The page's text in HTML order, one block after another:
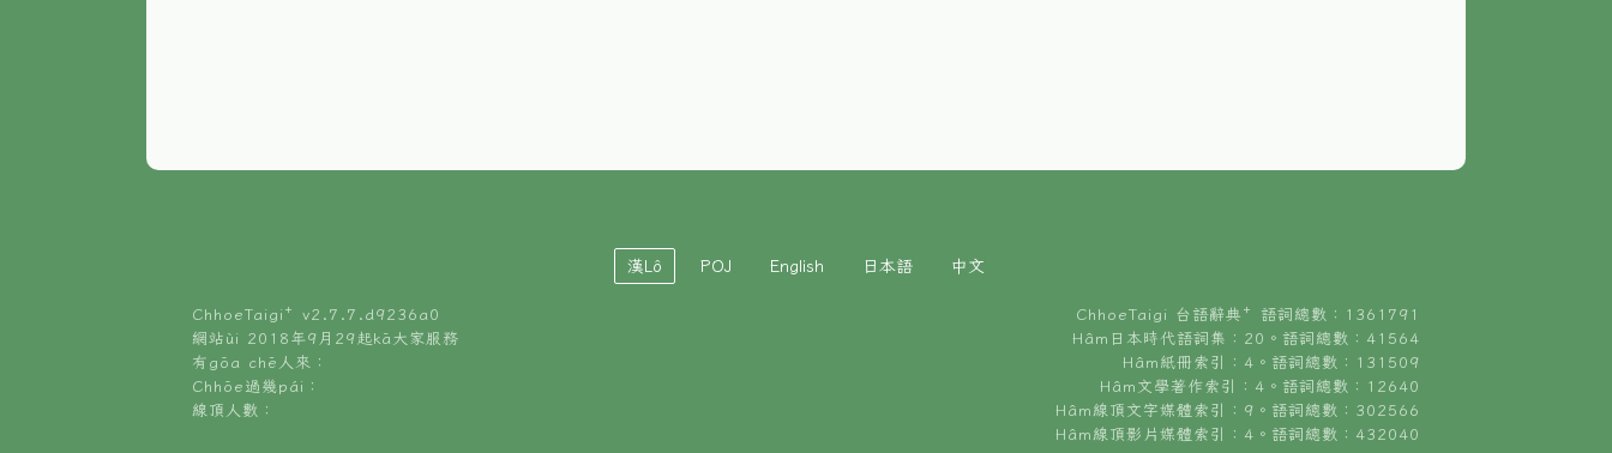
漢Lô POJ English 日本語 中文
ChhoeTaigi⁺ v2.7.7.d9236a0
網站ùi 2018年9月29起kā大家服務
有gōa chē人來：
Chhōe過幾pái：
線頂人數：
ChhoeTaigi 台語辭典⁺ 語詞總數：1361791
Hâm日本時代語詞集：20。語詞總數：41564
Hâm紙冊索引：4。語詞總數：131509
Hâm文學著作索引：4。語詞總數：12640
Hâm線頂文字媒體索引：9。語詞總數：302566
Hâm線頂影片媒體索引：4。語詞總數：432040